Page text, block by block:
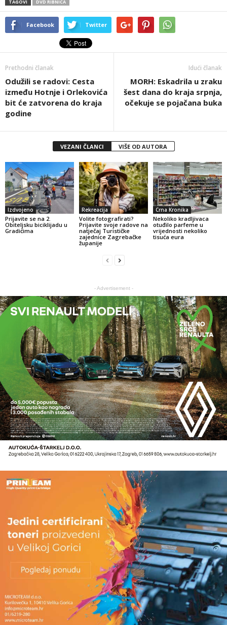
TAGOVI DVD RIBNICA
Facebook Twitter
Prethodni članak
Odužili se radovi: Cesta
između Hotnje i Orlekovića
bit će zatvorena do kraja
godine
Idući članak
MORH: Eskadrila u zraku
šest dana do kraja srpnja,
očekuje se pojačana buka
VEZANI ČLANCI VIŠE OD AUTORA
Izdvojeno
Prijavite se na 2.
Obiteljsku biciklijadu u
Gradićima
Rekreacija
Volite fotografirati?
Prijavite svoje radove na
natječaj Turističke
zajednice Zagrebačke
županije
Crna Kronika
Nekoliko kradljivaca
otuđilo parfeme u
vrijednosti nekoliko
tisuća eura
- Advertisement -